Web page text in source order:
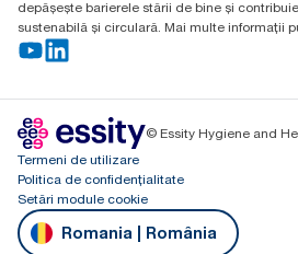
depășește barierele stării de bine și
sustenabilă și circulară. Mai multe informații
© Essity Hygiene and
Termeni de utilizare
Politica de confidențialitate
Setări module cookie
Romania | România